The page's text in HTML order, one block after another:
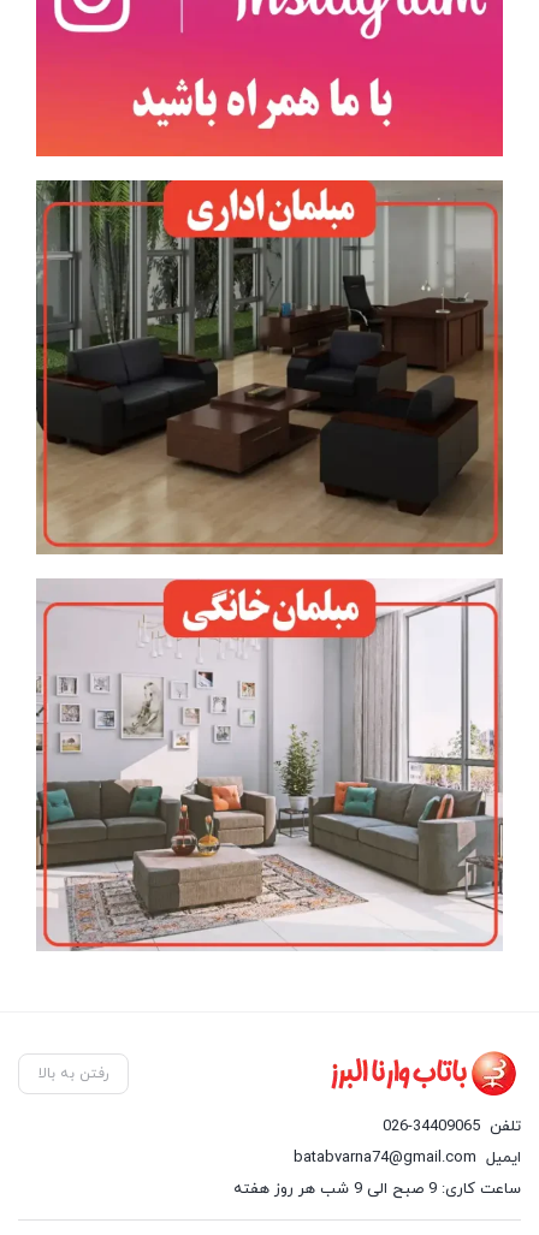
رفتن به بالا
تلفن 026-34409065
ایمیل batabvarna74@gmail.com
ساعت کاری: 9 صبح الی 9 شب هر روز هفته